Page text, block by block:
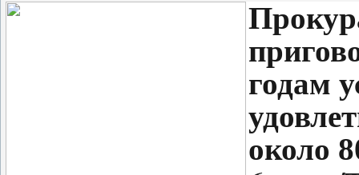
годам
около